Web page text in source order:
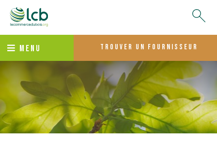
MENU trouver un fournisseur